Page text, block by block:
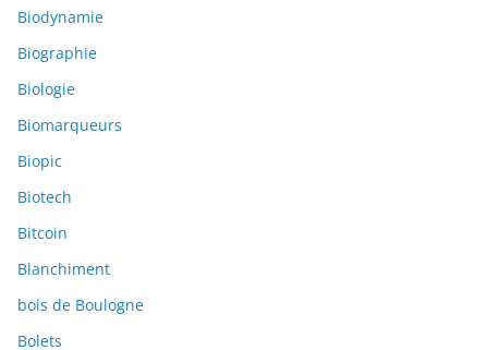
Biodynamie
Biographie
Biologie
Biomarqueurs
Biopic
Biotech
Bitcoin
Blanchiment
bois de Boulogne
Bolets